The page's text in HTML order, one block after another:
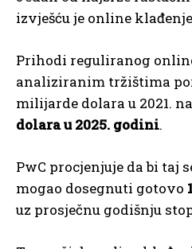
izvješću je online
Prihodi reguliranog
analiziranim tržištima
milijarde dolara u 2021.
dolara u 2025. godini.
PwC procjenjuje da bi taj
mogao dosegnuti gotovo
uz prosječnu godišnju